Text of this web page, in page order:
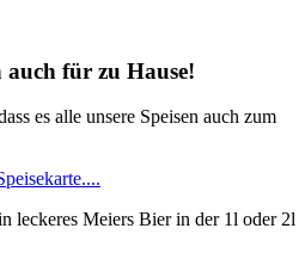
auch für zu Hause!
es alle unsere Speisen auch zum
leckeres Meiers Bier in der 1l oder 2l